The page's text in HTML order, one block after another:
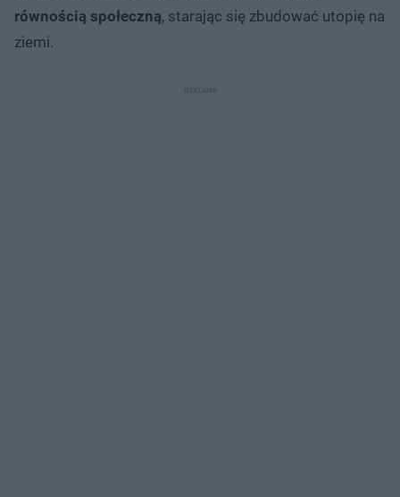
równością społeczną, starając się zbudować utopię na
ziemi.